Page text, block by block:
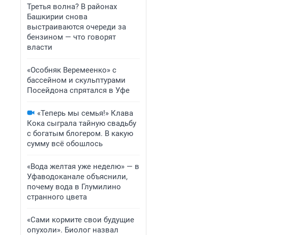
Третья волна? В районах
Башкирии снова
выстраиваются очереди за
бензином — что говорят
власти
«Особняк Веремеенко» с
бассейном и скульптурами
Посейдона спрятался в Уфе
«Теперь мы семья!» Клава
Кока сыграла тайную свадьбу
с богатым блогером. В какую
сумму всё обошлось
«Вода желтая уже неделю» — в
Уфаводоканале объяснили,
почему вода в Глумилино
странного цвета
«Сами кормите свои будущие
опухоли». Биолог назвал